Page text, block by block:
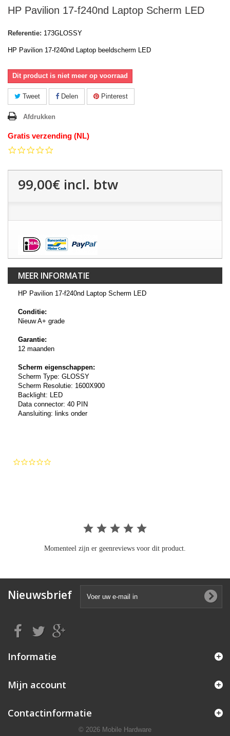
HP Pavilion 17-f240nd Laptop Scherm LED
Referentie: 173GLOSSY
HP Pavilion 17-f240nd Laptop beeldscherm LED
Dit product is niet meer op voorraad
Tweet Delen Pinterest
Afdrukken
Gratis verzending (NL)
99,00€ incl. btw
MEER INFORMATIE
HP Pavilion 17-f240nd Laptop Scherm LED
Conditie:
Nieuw A+ grade
Garantie:
12 maanden
Scherm eigenschappen:
Scherm Type: GLOSSY
Scherm Resolutie: 1600X900
Backlight: LED
Data connector: 40 PIN
Aansluiting: links onder
Momenteel zijn er geenreviews voor dit product.
Nieuwsbrief
Informatie
Mijn account
Contactinformatie
© 2026 Mobile Hardware